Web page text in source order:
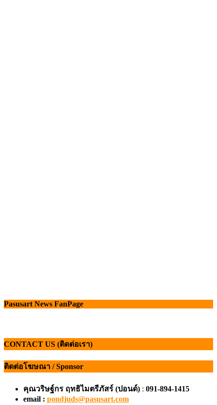
Pasusart News FanPage
CONTACT US (ติดต่อเรา)
ติดต่อโฆษณา / Sponsor
คุณวริษฐ์กร ฤทธิไมตรีภัสร์ (ปอนด์) : 091-894-1415
email : pondjuds@pasusart.com